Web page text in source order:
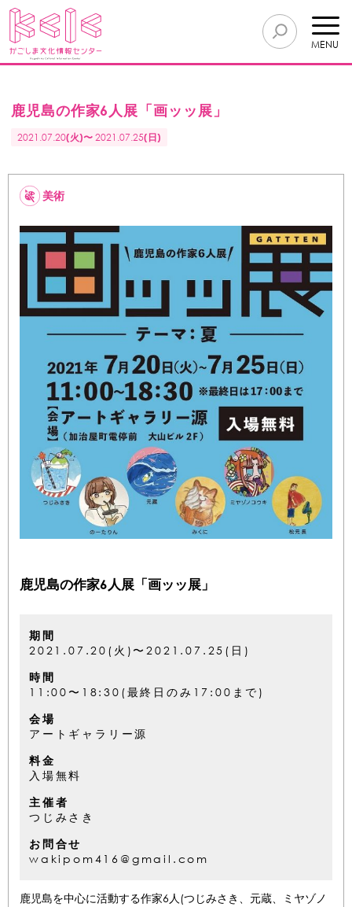
MENU
鹿児島の作家6人展「画ッッ展」
2021.07.20(火)〜2021.07.25(日)
美術
鹿児島の作家6人展「画ッッ展」
期間
2021.07.20(火)〜2021.07.25(日)
時間
11:00〜18:30(最終日のみ17:00まで)
会場
アートギャラリー源
料金
入場無料
主催者
つじみさき
お問合せ
wakipom416@gmail.com
鹿児島を中心に活動する作家6人(つじみさき、元蔵、ミヤゾノ